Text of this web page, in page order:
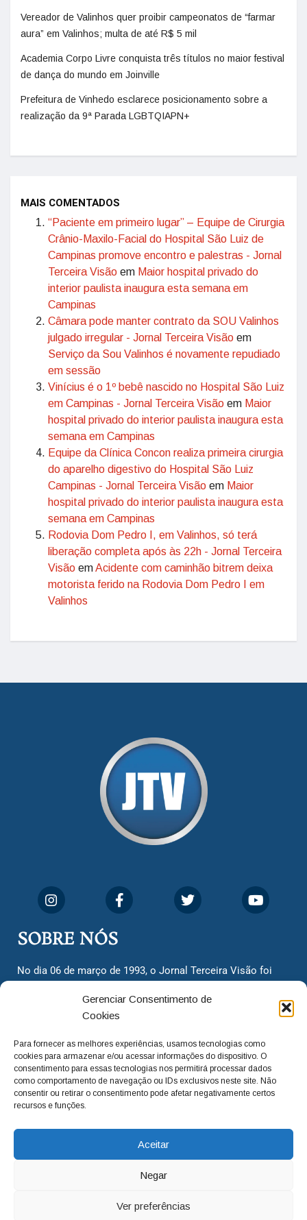
Gerenciar Consentimento de
Cookies
Para fornecer as melhores experiências, usamos tecnologias como
cookies para armazenar e/ou acessar informações do dispositivo. O
consentimento para essas tecnologias nos permitirá processar dados
como comportamento de navegação ou IDs exclusivos neste site. Não
consentir ou retirar o consentimento pode afetar negativamente certos
recursos e funções.
Aceitar
Negar
Ver preferências
Vereador de Valinhos quer proibir campeonatos de “farmar
aura” em Valinhos; multa de até R$ 5 mil
Academia Corpo Livre conquista três títulos no maior festival
de dança do mundo em Joinville
Prefeitura de Vinhedo esclarece posicionamento sobre a
realização da 9ª Parada LGBTQIAPN+
MAIS COMENTADOS
“Paciente em primeiro lugar” – Equipe de Cirurgia
Crânio-Maxilo-Facial do Hospital São Luiz de
Campinas promove encontro e palestras - Jornal
Terceira Visão em Maior hospital privado do
interior paulista inaugura esta semana em
Campinas
Câmara pode manter contrato da SOU Valinhos
julgado irregular - Jornal Terceira Visão em
Serviço da Sou Valinhos é novamente repudiado
em sessão
Vinícius é o 1º bebê nascido no Hospital São Luiz
em Campinas - Jornal Terceira Visão em Maior
hospital privado do interior paulista inaugura esta
semana em Campinas
Equipe da Clínica Concon realiza primeira cirurgia
do aparelho digestivo do Hospital São Luiz
Campinas - Jornal Terceira Visão em Maior
hospital privado do interior paulista inaugura esta
semana em Campinas
Rodovia Dom Pedro I, em Valinhos, só terá
liberação completa após às 22h - Jornal Terceira
Visão emAcidente com caminhão bitrem deixa
motorista ferido na Rodovia Dom Pedro I em
Valinhos
SOBRE NÓS
No dia 06 de março de 1993, o Jornal Terceira Visão foi
cidadãos valinhenses, já que naquela época só existiam
dois jornais. Há mais de 30 anos, o jornal continua
com o foco de trazer as melhores notícias. Nunca
deixamos de lado as necessidades do cidadão, sempre
questionando os órgãos públicos em busca de melhorias
para a cidade e sempre cobrando resoluções para casos
adm@jtv.com.br
(19) 3929-6225